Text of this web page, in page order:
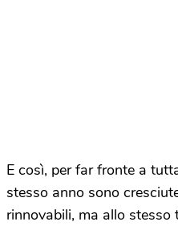
E così, per far fronte a
stesso anno sono
rinnovabili, ma allo stesso